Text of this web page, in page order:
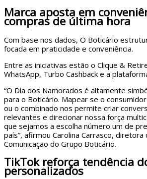
Marca aposta em
compras de última hora
Com base nos dados, O Boticário
focada em praticidade e conveniência.
Entre as iniciativas estão o Clique &
WhatsApp, Turbo Cashback e a
“O Dia dos Namorados é altamente
para o Boticário. Mapear se o
ou o combinado nos permite criar
relevantes e direcionar nossa força
que sejamos a escolha número um de
país”, afirmou Carolina Carrasco, diretora
Comunicação do Grupo Boticário.
TikTok reforça tendência
personalizados